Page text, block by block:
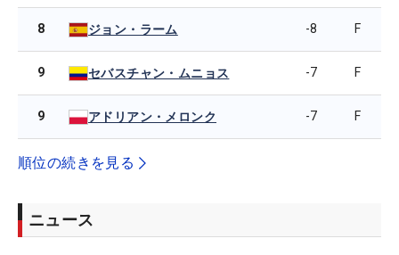
8 ジョン・ラーム -8 F
9 セバスチャン・ムニョス -7 F
9 アドリアン・メロンク -7 F
順位の続きを見る
ニュース